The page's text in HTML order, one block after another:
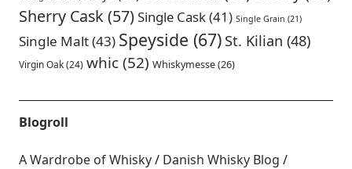
Sherry Cask (57)Single Cask(41) Single Grain (21)
Single Malt(43) Speyside (67) St. Kilian (48)
Virgin Oak(24) whic(52) Whiskymesse(26)
Blogroll
A Wardrobe of Whisky
Danish Whisky Blog